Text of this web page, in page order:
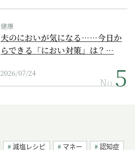
健康
夫のにおいが気になる……今日か
らできる「におい対策」は？…
2026/07/24
No.
減塩レシピ マネー
認知症